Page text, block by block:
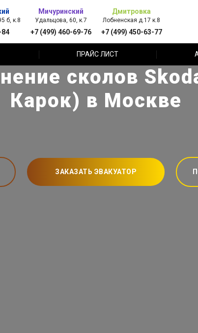
б, к.8
Мичуринский
Удальцова, 60, к.7
+7 (499) 460-69-76
Дмитровка
Лобненская д.17 к.8
+7 (499) 450-63-77
ПРАЙС ЛИСТ
сколов
Карок) в Москве
ЗАКАЗАТЬ ЭВАКУАТОР